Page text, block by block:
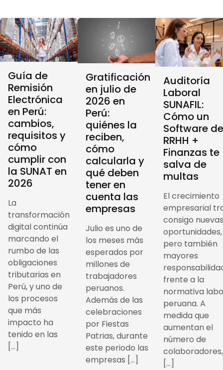
Guía de
Remisión
Electrónica
en Perú:
cambios,
requisitos y
cómo
cumplir con
la SUNAT en
2026
La
transformación
digital continúa
marcando el
rumbo de las
obligaciones
tributarias en
Perú, y uno de
los procesos
que más
impacto ha
tenido en las
[…]
Gratificación
en julio de
2026 en
Perú:
quiénes la
reciben,
cómo
calcularla y
qué deben
tener en
cuenta las
empresas
Julio es uno de
los meses más
esperados por
millones de
trabajadores
peruanos.
Además de las
celebraciones
por Fiestas
Patrias, durante
este periodo las
empresas […]
Auditoría
Laboral
SUNAFIL:
Cómo un
Software de
RRHH +
Finanzas te
salva de
multas
El crecimiento
empresarial
consigo nuevas
oportunidades,
pero también
mayores
frente a la
normativa
peruana. A
medida que
aumentan el
número de
colaboradores,
[…]